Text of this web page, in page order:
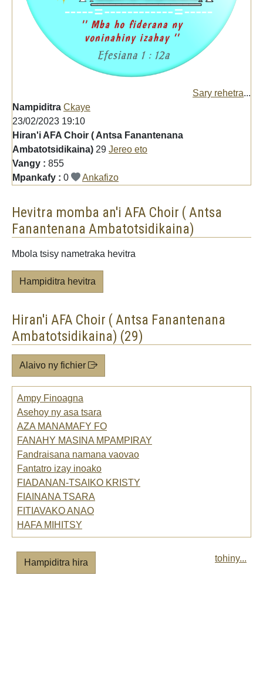
Sary rehetra...
Nampiditra Ckaye
23/02/2023 19:10
Hiran'i AFA Choir ( Antsa Fanantenana
Ambatotsidikaina) 29 Jereo eto
Vangy : 855
Mpankafy : 0 Ankafizo
Hevitra momba an'i AFA Choir ( Antsa
Fanantenana Ambatotsidikaina)
Mbola tsisy nametraka hevitra
Hampiditra hevitra
Hiran'i AFA Choir ( Antsa Fanantenana
Ambatotsidikaina) (29)
Alaivo ny fichier
Ampy Finoagna
Asehoy ny asa tsara
AZA MANAMAFY FO
FANAHY MASINA MPAMPIRAY
Fandraisana namana vaovao
Fantatro izay inoako
FIADANAN-TSAIKO KRISTY
FIAINANA TSARA
FITIAVAKO ANAO
HAFA MIHITSY
Hampiditra hira tohiny...